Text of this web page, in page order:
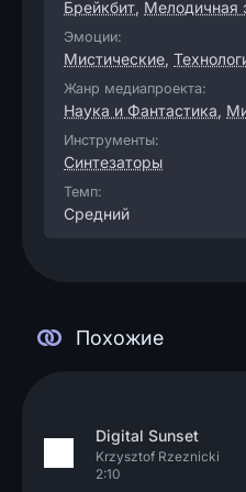
Брейкбит, Мелодичная
Эмоции:
Мистические,
Жанр медиапроекта:
Наука и Фантастика,
Инструменты:
Синтезаторы
Темп:
Средний
Похожие
Digital Sunset
Krzysztof Rzeznicki
2:10